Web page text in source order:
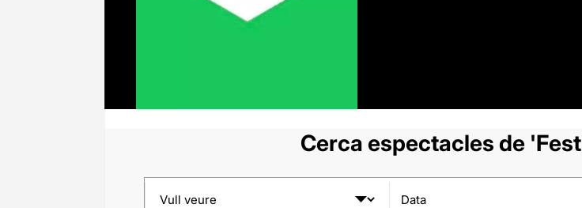
Cerca espectacles de
Data